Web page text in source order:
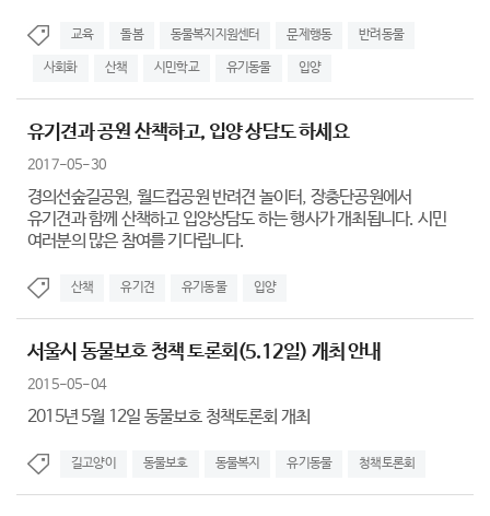
교육 돌봄 동물복지지원센터 문제행동 반려동물
사회화 산책 시민학교 유기동물 입양
유기견과 공원 산책하고, 입양 상담도 하세요
2017-05-30
경의선숲길공원, 월드컵공원 반려견 놀이터, 장충단공원에서
유기견과 함께 산책하고 입양상담도 하는 행사가 개최됩니다. 시민
여러분의 많은 참여를 기다립니다.
산책 유기견 유기동물 입양
서울시 동물보호 청책 토론회(5.12일) 개최 안내
2015-05-04
2015년 5월 12일 동물보호 청책토론회 개최
길고양이 동물보호 동물복지 유기동물 청책토론회